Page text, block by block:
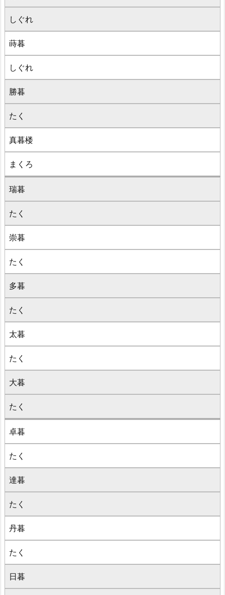
しぐれ
蒔暮
しぐれ
勝暮
たく
真暮楼
まくろ
瑞暮
たく
崇暮
たく
多暮
たく
太暮
たく
大暮
たく
卓暮
たく
達暮
たく
丹暮
たく
日暮